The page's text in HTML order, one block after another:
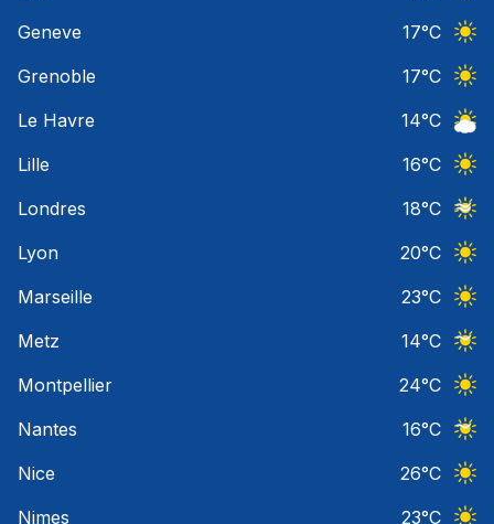
Geneve
17°C
Grenoble
17°C
Le Havre
14°C
Lille
16°C
Londres
18°C
Lyon
20°C
Marseille
23°C
Metz
14°C
Montpellier
24°C
Nantes
16°C
Nice
26°C
Nimes
23°C